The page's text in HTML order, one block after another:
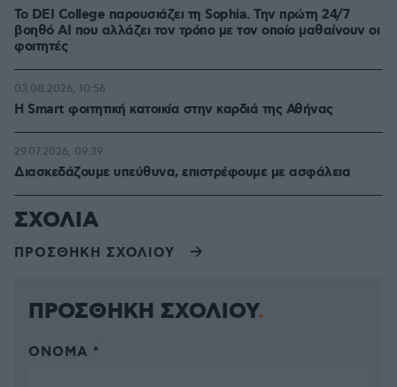
Το DEI College παρουσιάζει τη Sophia. Την πρώτη 24/7
βοηθό AI που αλλάζει τον τρόπο με τον οποίο μαθαίνουν οι
φοιτητές
Η Smart φοιτητική κατοικία στην καρδιά της Αθήνας
03.08.2026, 10:56
Διασκεδάζουμε υπεύθυνα, επιστρέφουμε με ασφάλεια
29.07.2026, 09:39
ΣΧΟΛΙΑ
ΠΡΟΣΘΗΚΗ ΣΧΟΛΙΟΥ
ΠΡΟΣΘΗΚΗ ΣΧΟΛΙΟΥ
ΌΝΟΜΑ *